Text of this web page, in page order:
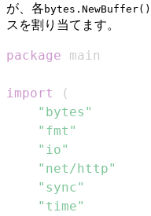
が、各 bytes.NewBuffer()
スを割り当てます。
package
import
(
"bytes"
"fmt"
"io"
"net/http"
"sync"
"time"